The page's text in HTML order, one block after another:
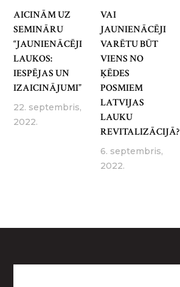
AICINĀM UZ
SEMINĀRU
“JAUNIENĀCĒJI
LAUKOS:
IESPĒJAS UN
IZAICINĀJUMI”
22. septembris,
2022.
VAI
JAUNIENĀCĒJI
VARĒTU BŪT
VIENS NO
ĶĒDES
POSMIEM
LATVIJAS
LAUKU
REVITALIZĀCIJĀ?
6. septembris,
2022.